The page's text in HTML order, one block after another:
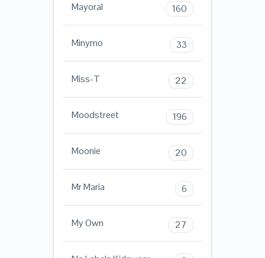
Mayoral 160
Minymo 33
Miss-T 22
Moodstreet 196
Moonie 20
Mr Maria 6
My Own 27